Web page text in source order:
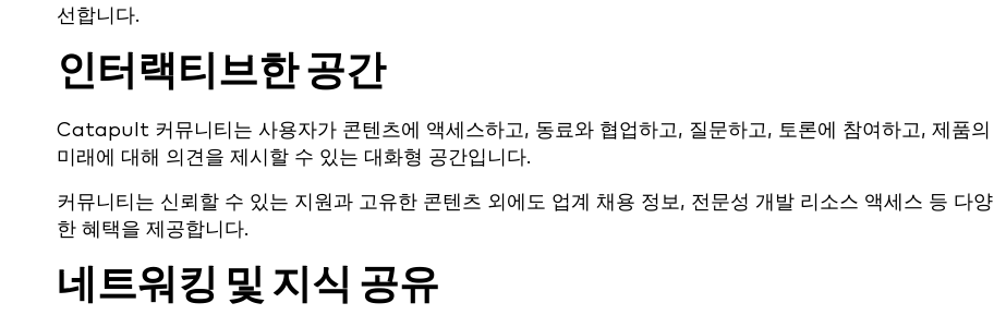
선합니다.
인터랙티브한 공간
Catapult 커뮤니티는 사용자가 콘텐츠에 액세스하고, 동료와 협업하고, 질문하고, 토론에 참여하고, 제품의
미래에 대해 의견을 제시할 수 있는 대화형 공간입니다.
커뮤니티는 신뢰할 수 있는 지원과 고유한 콘텐츠 외에도 업계 채용 정보, 전문성 개발 리소스 액세스 등 다양
한 혜택을 제공합니다.
네트워킹 및 지식 공유